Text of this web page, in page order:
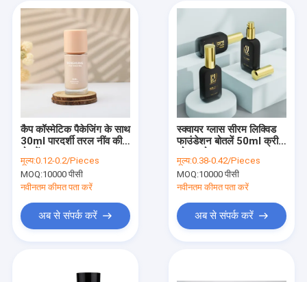
कैप कॉस्मेटिक पैकेजिंग के साथ
30ml पारदर्शी तरल नींव की
मूल्य:0.12-0.2/Pieces
MOQ:10000 पीसी
नवीनतम कीमत पता करें
अब से संपर्क करें
स्क्वायर ग्लास सीरम लिक्विड
फाउंडेशन बोतलें 50ml क्रीम
मूल्य:0.38-0.42/Pieces
MOQ:10000 पीसी
नवीनतम कीमत पता करें
अब से संपर्क करें